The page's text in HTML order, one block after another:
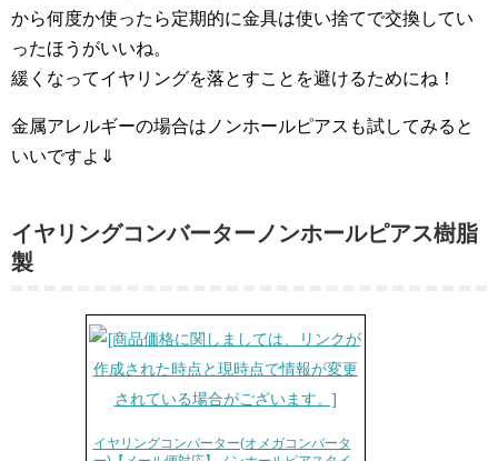
から何度か使ったら定期的に金具は使い捨てで交換してい
ったほうがいいね。
緩くなってイヤリングを落とすことを避けるためにね！
金属アレルギーの場合はノンホールピアスも試してみると
いいですよ⇓
イヤリングコンバーターノンホールピアス樹脂
製
イヤリングコンバーター(オメガコンバータ